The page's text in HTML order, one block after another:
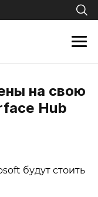
на свою
Hub
будут стоить